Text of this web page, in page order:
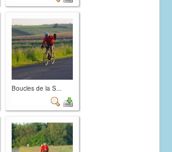
Boucles de la S...